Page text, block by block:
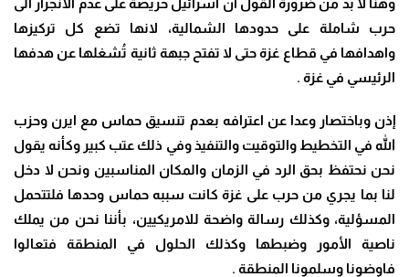
حرب شاملة على حدودها الشمالية، لانها تضع كل تركيزها
واهدافها في قطاع غزة حتى لا تفتح جبهة ثانية تُشغلها عن هدفها
الرئيسي في غزة .
إذن وباختصار وعدا عن اعترافه بعدم تنسيق حماس مع ايرن وحزب
الله في التخطيط والتوقيت والتنفيذ وفي ذلك عتب كبير وكأنه يقول
نحن نحتفظ بحق الرد في الزمان والمكان المناسبين ونحن لا دخل
لنا بما يجري من حرب على غزة كانت سببه حماس وحدها فلتتحمل
المسؤلية، وكذلك رسالة واضحة للامريكيين، بأننا نحن من يملك
ناصية الأمور وضبطها وكذلك الحلول في المنطقة فتعالوا
فاوضونا وسلمونا المنطقة .